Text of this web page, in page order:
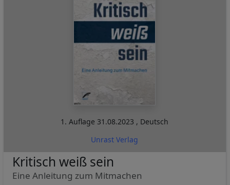
1. Auflage 31.08.2023 , Deutsch
Unrast Verlag
Kritisch weiß sein
Eine Anleitung zum Mitmachen